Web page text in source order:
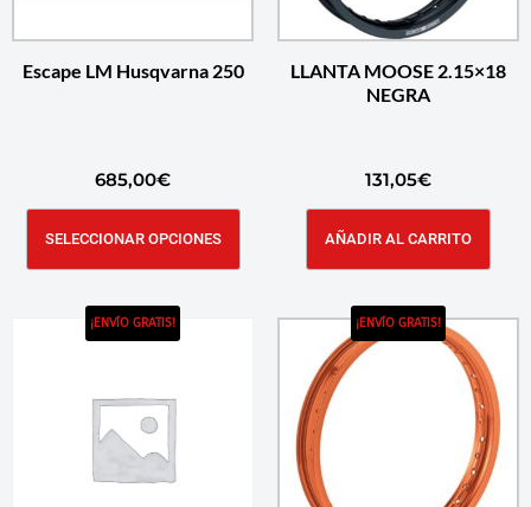
Escape LM Husqvarna 250
685,00€
SELECCIONAR OPCIONES
LLANTA MOOSE 2.15×18
NEGRA
131,05€
AÑADIR AL CARRITO
¡ENVÍO GRATIS! ¡ENVÍO GRATIS!